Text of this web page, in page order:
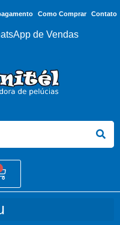
Como Comprar Contato
de Vendas